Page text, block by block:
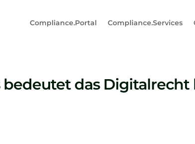
Compliance.Portal Compliance.Services
bedeutet das